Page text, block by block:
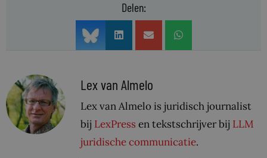
Delen:
Lex van Almelo
Lex van Almelo is juridisch journalist
bij LexPress en tekstschrijver bij LLM
juridische communicatie.